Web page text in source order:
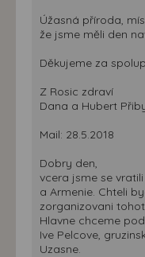
Úžasná příroda,
že jsme měli den
Děkujeme za
Z Rosic zdraví
Dana a Hubert
Mail: 28.5.2018
Dobry den,
vcera jsme se
a Armenie. Chteli
zorganizovani
Hlavne chceme
Ive Pelcove,
Uzasne.